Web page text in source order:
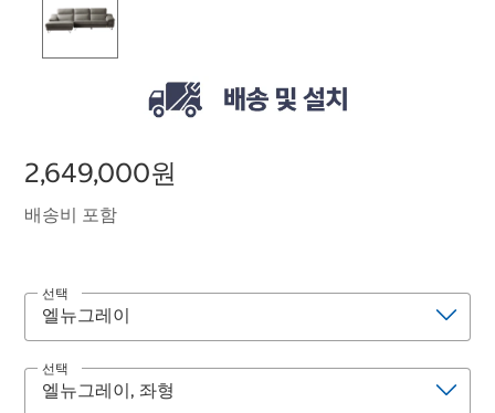
2,649,000원
배송비 포함
선택
선택